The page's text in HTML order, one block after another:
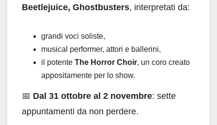
Beetlejuice, Ghostbusters, interpretati da:
grandi voci soliste,
musical performer, attori e ballerini,
il potente The Horror Choir, un coro creato
appositamente per lo show.
📅 Dal 31 ottobre al 2 novembre: sette
appuntamenti da non perdere.